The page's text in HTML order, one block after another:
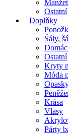
Ostatní
Doplňky
Šály,
Ostatní
Kryty
Móda
Krása
Vlasy
Párty